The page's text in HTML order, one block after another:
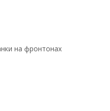
на фронтонах